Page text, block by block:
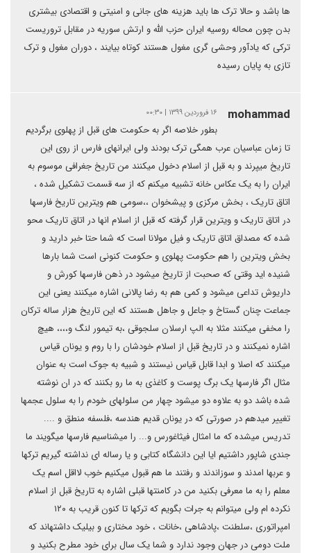
ها باشد و حالا ترک ها باید هزینه های جانی و امنیتی و اقتصادی بیشتری
بدن چون محاله روسیه ایران حزب الله و ارتش سوریه در مقابل تروریست
ترکی که یادآور وحشی گری مغول هستند کوتاه بیایند ، دوران مغول و ترک
تازی به پایان رسیده
mohammad ۱۶ فروردین ۱۳۹۹ | ۰۰:۳۰
بطور خلاصه اگر به حکومت های قبل از پهلوی برگردیم
تا زمان عباسیان عرب همگی ترک بودند ولی ایرانهای فارس از روی این
تاریخ میپرند و به قبل از اسلام دخول میکنند من تاریخ جغرافی موسوم به
ایران را به یک عکاس خانه تشبیه میکنم که از سه قسمت تشکیل شده ،
اتاق تاریک ، بخش مرکزی و پیشخوان ،،سومی هم ویترین تاریخ فارسها
در اتاق تاریک و ویترین قرار گرفته که قبل از اسلام انها در اتاق تاریک محو
شده که مصداق اتاق تاریک و فیل مولانا است که شما حتا خبر دارید و
بخش ویترین را هم حکومت پهلوی و حکومت کنونی است شما بارها
شنیده اید وقتی که صحبت از تاریخ میشود در ذهن فارسها کورش و
داریوش تداعی میشود و کمی هم به رضا پالانی اشاره میکنند یعنی این
جماعت چنان گستاخ و جاعل و جاهل هستند که این تاریخ هزار ساله ترکان
را مخفی میکنند مثلا به الپ ارسلان سلجوقی ،به تیمور لنگ و،،،، هیچ
اشاره نمیکنند و در تاریخ قبل از اسلام خودشان را با روم و یونان قیاس
میکنند که اصلا و ابدا قابل قیاس نیستند و شبیه به جوک است به عنوان
مثال اگر فارسها یک برگ پوست و کاغذی به ما رو بکنند که در ان نوشته
شده باشد دو به علاوه دو میشود چهار من سلولهای خودم را به سلول عجمها
تغییر میدهم در صورتی که در یونان قدیم هندسه ،فلسفه منطق و ....
تدریس میشده که ما امثال فیثاغورس و... را میشناسیم فارسها میگویند ما
جندی شاپور داشتیم ایا این دانشگاه کتابی و یا رساله ای نداشته گیریم ترکها
و عربها امدند و سوزاندند و رفتند ما هم قبول میکنیم خوب لااقل اسم یک
معلم را به ما معرفی بکنید من در کامنتها قبلی اشاره به تاریخ قبل از اسلام
نکرده ام ولی میتوانم به جرات بگویم که ترکها تا کنون قریب به ۱۲۰
امپراتوری ،سلطنت ،پادشاهی ،خانات ، خود مختاری و بیلیک داشتهاند که
ملت دومی در جهان وجود ندارد و شما یک سال برای خود مطرح بکنید و